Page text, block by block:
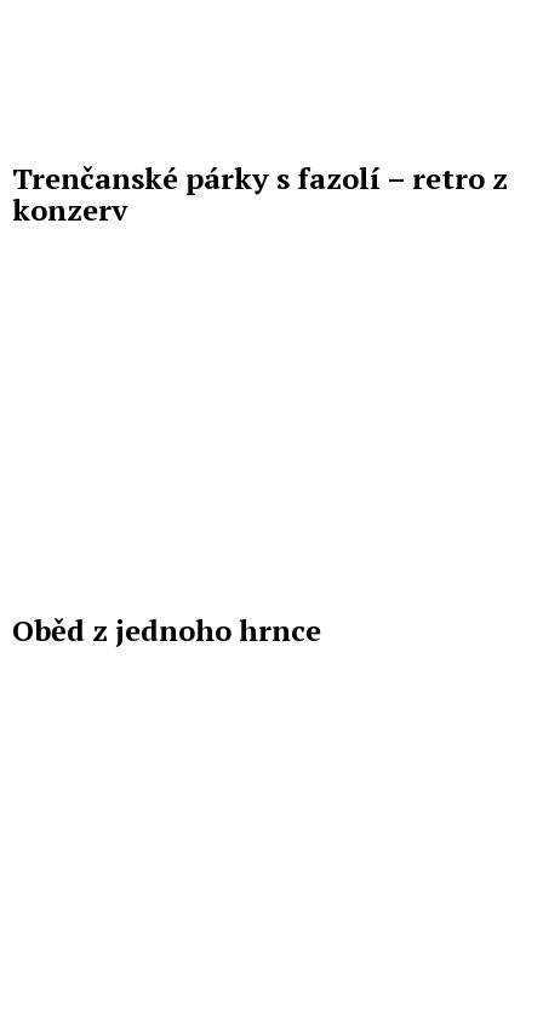
Trenčanské párky s fazolí – retro z
konzerv
Oběd z jednoho hrnce